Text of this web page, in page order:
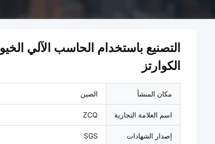
التصنيع باستخدام الحاسب الآلي
الكوارتز
مكان المنشأ الصين
اسم العلامة التجارية ZCQ
إصدار الشهادات SGS